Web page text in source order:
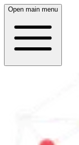
Open main menu